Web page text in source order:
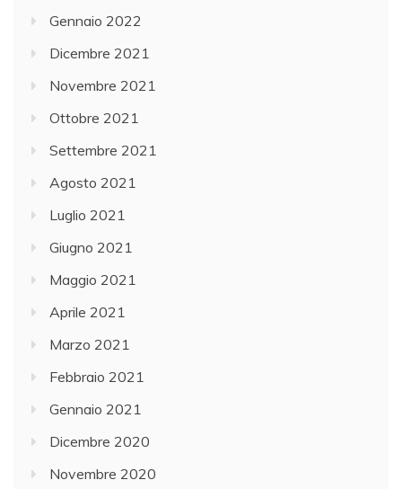
Gennaio 2022
Dicembre 2021
Novembre 2021
Ottobre 2021
Settembre 2021
Agosto 2021
Luglio 2021
Giugno 2021
Maggio 2021
Aprile 2021
Marzo 2021
Febbraio 2021
Gennaio 2021
Dicembre 2020
Novembre 2020